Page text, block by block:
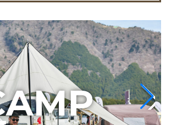
AMP